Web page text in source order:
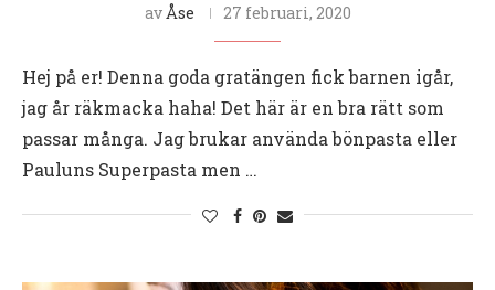
av Åse 27 februari, 2020
Hej på er! Denna goda gratängen fick barnen igår,
jag år räkmacka haha! Det här är en bra rätt som
passar många. Jag brukar använda bönpasta eller
Pauluns Superpasta men …